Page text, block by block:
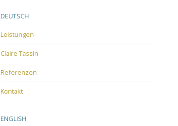
DEUTSCH
Leistungen
Claire Tassin
Referenzen
Kontakt
ENGLISH